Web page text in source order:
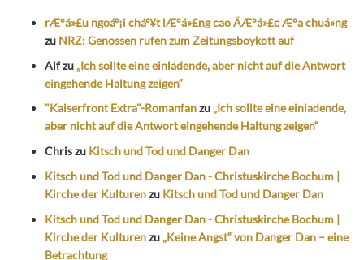
rÆ°á»£u ngoáº¡i cháº¥t lÆ°á»£ng cao ÄÆ°á»£c Æ°a chuá»ng
zu NRZ: Genossen rufen zum Zeitungsboykott auf
Alfzu „Ich sollte eine einladende, aber nicht auf die Antwort
eingehende Haltung zeigen“
"Kaiserfront Extra"-Romanfanzu „Ich sollte eine einladende,
aber nicht auf die Antwort eingehende Haltung zeigen“
Chriszu Kitsch und Tod und Danger Dan
Kitsch und Tod und Danger Dan - Christuskirche Bochum |
Kirche der Kulturenzu Kitsch und Tod und Danger Dan
Kitsch und Tod und Danger Dan - Christuskirche Bochum |
Kirche der Kulturenzu „Keine Angst“ von Danger Dan – eine
Betrachtung